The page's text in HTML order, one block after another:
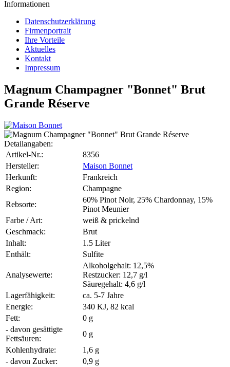
Informationen
Datenschutzerklärung
Firmenportrait
Ihre Vorteile
Aktuelles
Kontakt
Impressum
Magnum Champagner "Bonnet" Brut
Grande Réserve
Detailangaben:
Artikel-Nr.:
8356
Hersteller:
Maison Bonnet
Herkunft:
Frankreich
Region:
Champagne
Rebsorte:
60% Pinot Noir, 25% Chardonnay, 15%
Pinot Meunier
Farbe / Art:
weiß & prickelnd
Geschmack:
Brut
Inhalt:
1.5 Liter
Enthält:
Sulfite
Analysewerte:
Alkoholgehalt: 12,5%
Restzucker: 12,7 g/l
Säuregehalt: 4,6 g/l
Lagerfähigkeit:
ca. 5-7 Jahre
Energie:
340 KJ, 82 kcal
Fett:
0 g
- davon gesättigte
Fettsäuren:
0 g
Kohlenhydrate:
1,6 g
- davon Zucker:
0,9 g